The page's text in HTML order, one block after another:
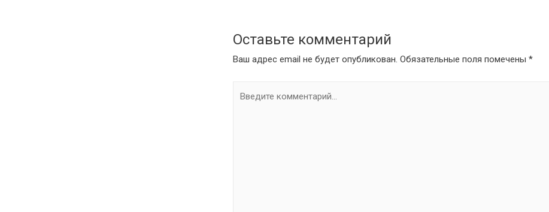
Оставьте комментарий
Ваш адрес email не будет опубликован. Обязательные поля помечены*